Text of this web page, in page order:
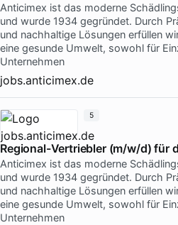
Anticimex ist das moderne
und wurde 1934 gegründet. Durch
und nachhaltige Lösungen erfüllen
eine gesunde Umwelt, sowohl für
Unternehmen
jobs.anticimex.de
Regional-Vertriebler (m/w/d) für
Anticimex ist das moderne
und wurde 1934 gegründet. Durch
und nachhaltige Lösungen erfüllen
eine gesunde Umwelt, sowohl für
Unternehmen
5